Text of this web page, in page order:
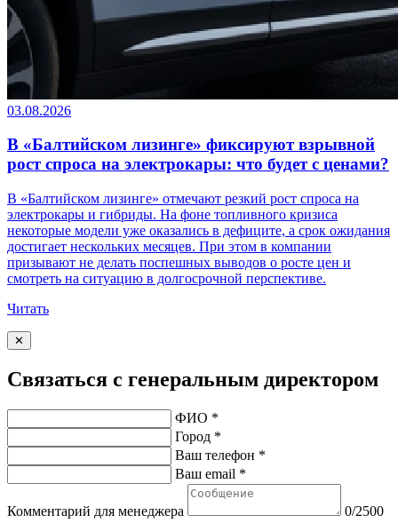
03.08.2026
В «Балтийском лизинге» фиксируют взрывной
рост спроса на электрокары: что будет с ценами?
В «Балтийском лизинге» отмечают резкий рост спроса на
электрокары и гибриды. На фоне топливного кризиса
некоторые модели уже оказались в дефиците, а срок ожидания
достигает нескольких месяцев. При этом в компании
призывают не делать поспешных выводов о росте цен и
смотреть на ситуацию в долгосрочной перспективе.
Читать
✕
Связаться с генеральным директором
ФИО *
Город *
Ваш телефон *
Ваш email *
Комментарий для менеджера 0/2500